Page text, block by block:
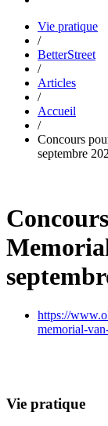
Vie pratique
/
BetterStreet
/
Articles
/
Accueil
/
Concours
septembre
https://
memorial-
Vie pratique